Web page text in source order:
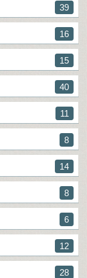
39
16
15
40
11
8
14
8
6
12
28